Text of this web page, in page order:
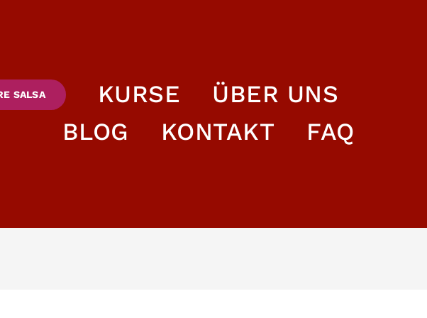
SALSA KURSE
ÜBER UNS
BLOG
KONTAKT FAQ